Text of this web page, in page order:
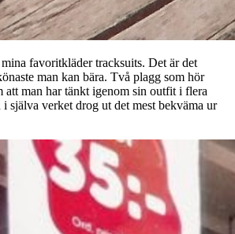
favoritkläder tracksuits. Det är det
man kan bära. Två plagg som hör
att man har tänkt igenom sin outfit i flera
i själva verket drog ut det mest bekväma ur